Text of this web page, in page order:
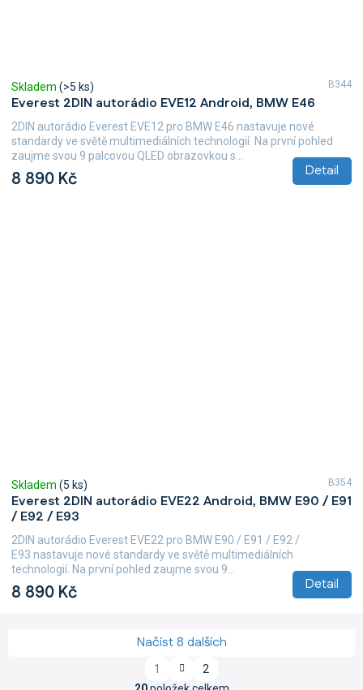
Everest 2DIN autorádio EVE12 Android, BMW E46
Skladem (>5 ks)
8 890 Kč Detail
2DIN autorádio Everest EVE12 pro BMW E46 nastavuje nové
standardy ve světě multimediálních technologií. Na první pohled
zaujme svou 9 palcovou QLED obrazovkou s...
B344
Everest 2DIN autorádio EVE22 Android, BMW E90 / E91
/ E92 / E93
Skladem (5 ks)
8 890 Kč Detail
2DIN autorádio Everest EVE22 pro BMW E90 / E91 / E92 /
E93 nastavuje nové standardy ve světě multimediálních
technologií. Na první pohled zaujme svou 9...
B354
O
Načíst 8 dalších
S
t
1
2